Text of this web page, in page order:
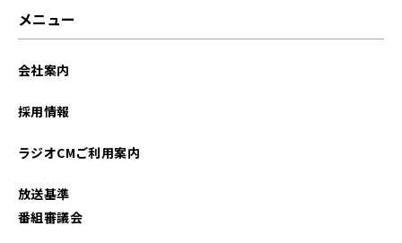
メニュー
会社案内
採用情報
ラジオCMご利用案内
放送基準
番組審議会